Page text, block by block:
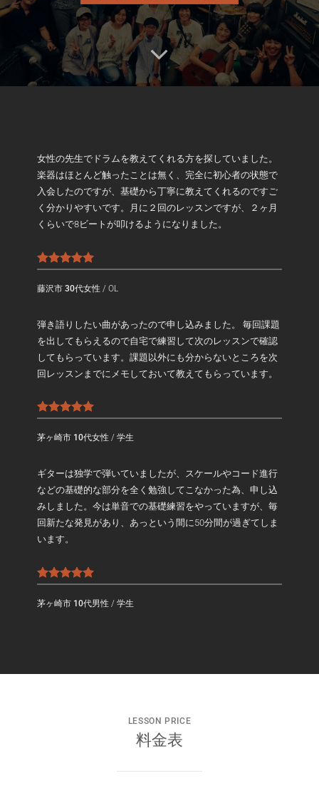
女性の先生でドラムを教えてくれる方を探していました。
楽器はほとんど触ったことは無く、完全に初心者の状態で
入会したのですが、基礎から丁寧に教えてくれるのですご
く分かりやすいです。月に２回のレッスンですが、２ヶ月
くらいで8ビートが叩けるようになりました。
藤沢市 30代女性 /OL
弾き語りしたい曲があったので申し込みました。 毎回課題
を出してもらえるので自宅で練習して次のレッスンで確認
してもらっています。課題以外にも分からないところを次
回レッスンまでにメモしておいて教えてもらっています。
茅ヶ崎市 10代女性 /学生
ギターは独学で弾いていましたが、スケールやコード進行
などの基礎的な部分を全く勉強してこなかった為、申し込
みしました。今は単音での基礎練習をやっていますが、毎
回新たな発見があり、あっという間に50分間が過ぎてしま
います。
茅ヶ崎市 10代男性 /学生
LESSON PRICE
料金表